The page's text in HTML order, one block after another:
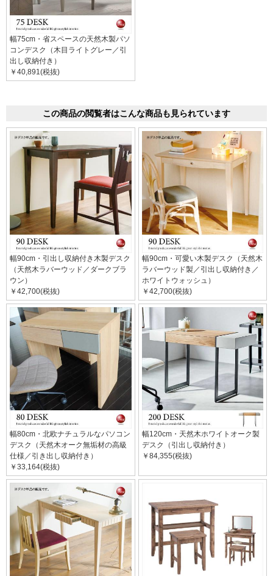
幅75cm・省スペースの天然木製パソ
コンデスク（木目ライトグレー／引
出し収納付き）
￥40,891(税抜)
この商品の閲覧者はこんな商品も見られています
幅90cm・引出し収納付き木製デスク
（天然木ラバーウッド／ダークブラ
ウン）
￥42,700(税抜)
幅90cm・可愛い木製デスク（天然木
ラバーウッド製／引出し収納付き／
ホワイトウォッシュ）
￥42,700(税抜)
幅80cm・北欧ナチュラルなパソコン
デスク（天然木オーク無垢材の高級
仕様／引き出し収納付き）
￥33,164(税抜)
幅120cm・天然木ホワイトオーク製
デスク（引出し収納付き）
￥84,355(税抜)